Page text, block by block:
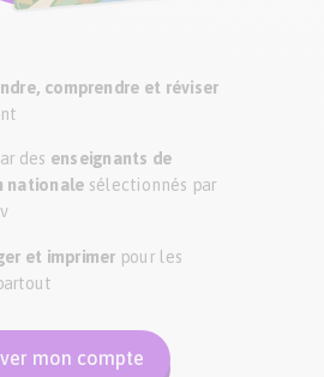
comprendre et réviser
mon compte
des enseignants de
nationale sélectionnés par
et imprimer pour les